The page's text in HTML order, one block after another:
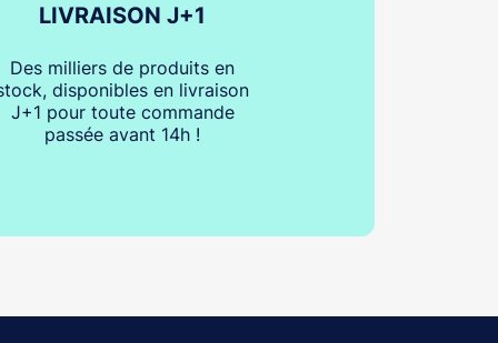
LIVRAISON J+1
Des milliers de produits en
disponibles en livraison
J+1 pour toute commande
passée avant 14h !